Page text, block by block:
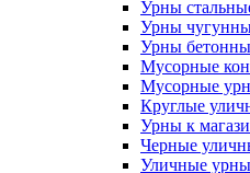
Урны
Урны
Урны
Мусорные
Мусорные
Круглые
Урны к
Черные
Уличные